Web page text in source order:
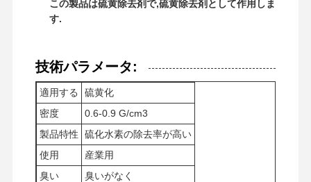
この製品は硫黄除去剤で,硫黄除去剤として作用しま
す.
技術パラメータ:
適用する
硫黄化
密度
0.6-0.9 G/cm3
製品特性
硫化水素の除去率が高い
使用
産業用
臭い
臭いがなく